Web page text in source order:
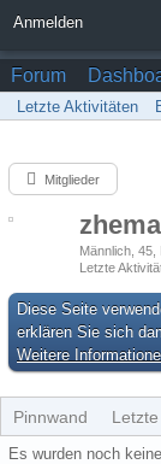
Anmelden
Forum
Letzte Aktivitäten
Mitglieder
zhema
Männlich 45
Letzte
Diese Seite
erklären Sie sich
Weitere
Pinnwand
Es wurden noch